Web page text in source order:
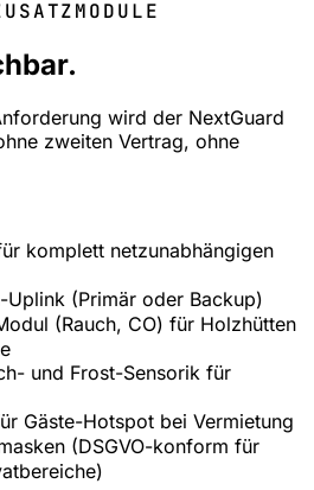
wird der NextGuard
zweiten Vertrag, ohne
komplett netzunabhängigen
Uplink (Primär oder Backup)
(Rauch, CO) für Holzhütten
und Frost-Sensorik für
Gäste-Hotspot bei Vermietung
(DSGVO-konform für